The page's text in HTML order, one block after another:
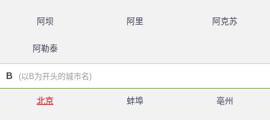
阿坝 阿里 阿克苏
阿勒泰
B (以B为开头的城市名)
北京 蚌埠 亳州